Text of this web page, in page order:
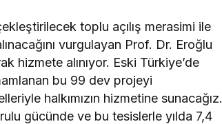
toplu açılış merasimi ile
vurgulayan Prof. Dr. Eroğlu
hizmete alınıyor. Eski Türkiye’de
bu 99 dev projeyi
halkımızın hizmetine sunacağız.
gücünde ve bu tesislerle yılda 7,4